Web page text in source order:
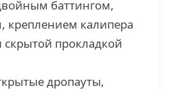
баттингом,
креплением калипера
скрытой прокладкой
дропауты,